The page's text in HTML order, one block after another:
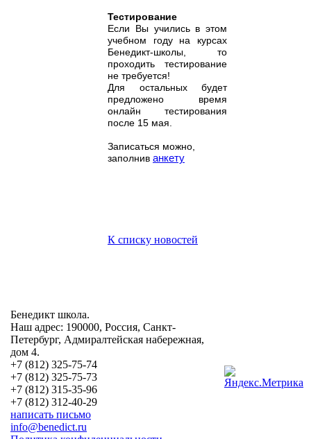
Тестирование
Если Вы учились в этом
учебном году на курсах
Бенедикт-школы, то
проходить тестирование
не требуется!
Для остальных будет
предложено время
онлайн тестирования
после 15 мая.
Записаться можно,
заполнив анкету
К списку новостей
Бенедикт школа.
Наш адрес: 190000, Россия, Санкт-
Петербург, Адмиралтейская набережная,
дом 4.
+7 (812) 325-75-74
+7 (812) 325-75-73
+7 (812) 315-35-96
+7 (812) 312-40-29
написать письмо
info@benedict.ru